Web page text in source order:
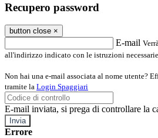
Recupero password
button close ×
E-mail
all'indirizzo indicato con le istruzioni
Non hai una e-mail associata al nome utente?
tramite la Login Spaggiari
E-mail inviata, si prega di controllare la
Errore